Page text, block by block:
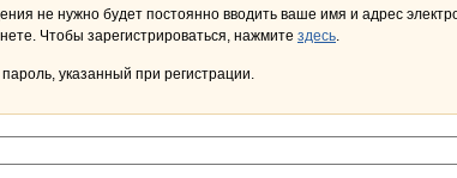
не нужно будет постоянно вводить ваше имя и адрес
переписку вы сможете внутри портала в Персональном кабинете. Чтобы зарегистрироваться, нажмите здесь.
пароль, указанный при регистрации.